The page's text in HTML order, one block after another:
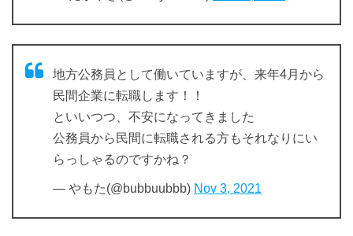
地方公務員として働いていますが、来年4月から
民間企業に転職します！！
といいつつ、不安になってきました
公務員から民間に転職される方もそれなりにい
らっしゃるのですかね？
— やもた(@bubbuubbb) Nov 3, 2021